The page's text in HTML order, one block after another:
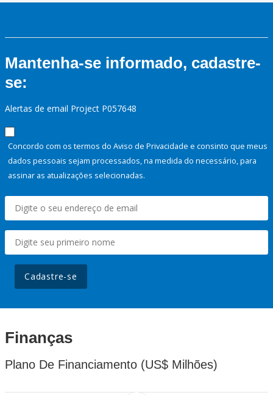
Mantenha-se informado, cadastre-
se:
Alertas de email Project P057648
Concordo com os termos do Aviso de Privacidade e consinto que meus
dados pessoais sejam processados, na medida do necessário, para
assinar as atualizações selecionadas.
Cadastre-se
Finanças
Plano De Financiamento (US$ Milhões)